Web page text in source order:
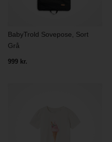
BabyTrold Sovepose, Sort
Grå
999 kr.